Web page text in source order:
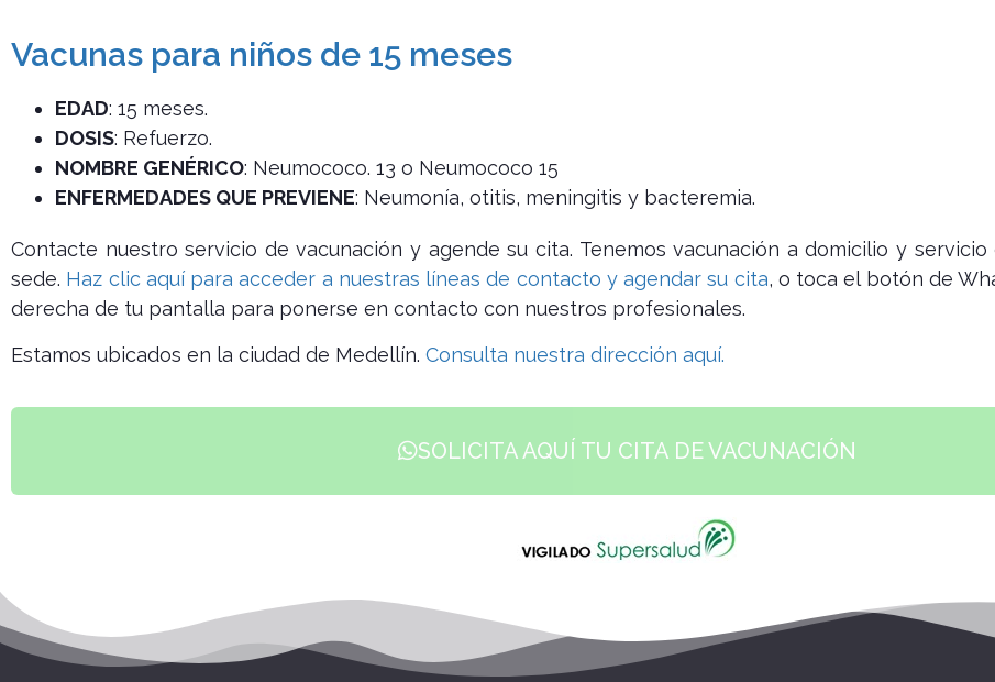
Vacunas para niños de 15 meses
EDAD: 15 meses.
DOSIS: Refuerzo.
NOMBRE GENÉRICO: Neumococo. 13 o Neumococo 15
ENFERMEDADES QUE PREVIENE: Neumonía, otitis, meningitis y bacteremia.
Contacte nuestro servicio de vacunación y agende su cita. Tenemos vacunación a domicilio y
sede. Haz clic aquí para acceder a nuestras líneas de contacto y agendar su cita, o toca el botón de
derecha de tu pantalla para ponerse en contacto con nuestros profesionales.
Estamos ubicados en la ciudad de Medellín. Consulta nuestra dirección aquí.
SOLICITA AQUÍ TU CITA DE VACUNACIÓN